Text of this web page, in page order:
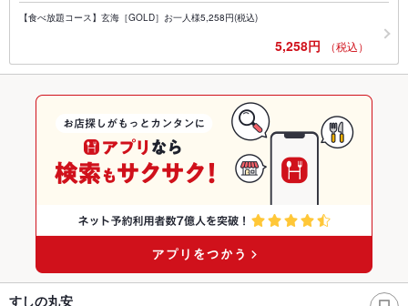
【食べ放題コース】玄海［GOLD］お一人様5,258円(税込)
5,258円 （税込）
すしの丸安